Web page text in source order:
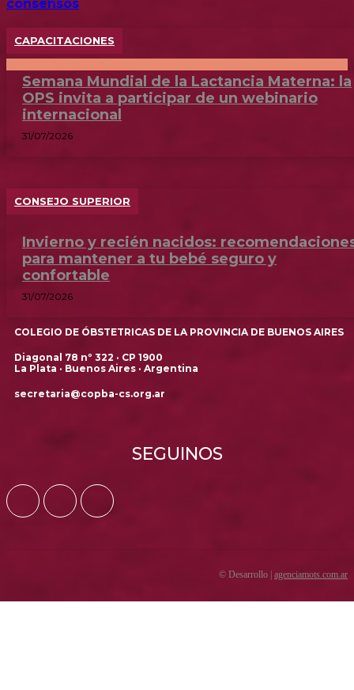
consensos
CAPACITACIONES
Semana Mundial de la Lactancia Materna: la
OPS invita a participar de un webinario
internacional
31/07/2026
CONSEJO SUPERIOR
Invierno y recién nacidos:
para mantener a tu bebé seguro y
confortable
31/07/2026
COLEGIO DE ÓBSTETRICAS DE LA PROVINCIA DE BUENOS AIRES
Diagonal 78 nº 322 · CP 1900
La Plata · Buenos Aires · Argentina
secretaria@copba-cs.org.ar
SEGUINOS
© Desarrollo | agenciamots.com.ar